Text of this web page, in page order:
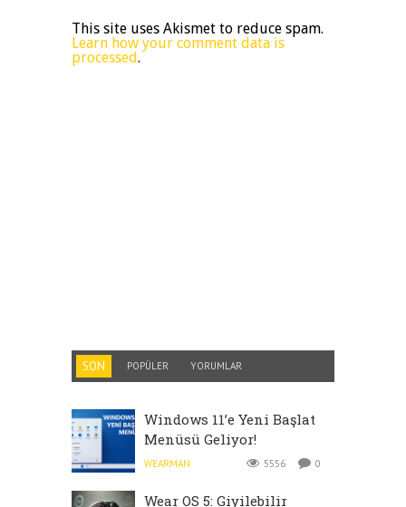
This site uses Akismet to reduce spam.
Learn how your comment data is
processed.
SON POPÜLER YORUMLAR
Windows 11’e Yeni Başlat
Menüsü Geliyor!
WEARMAN 5556 0
Wear OS 5: Giyilebilir